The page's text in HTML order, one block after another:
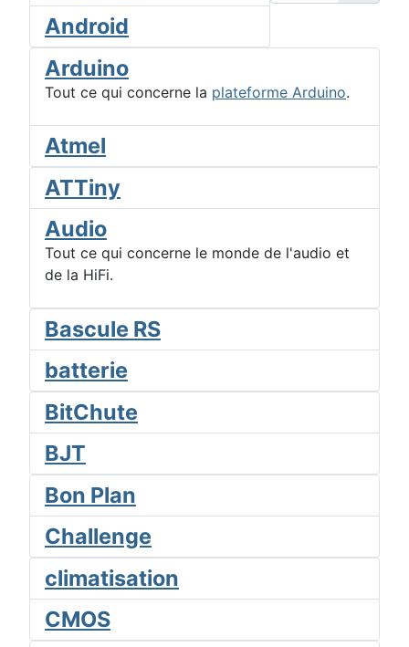
Android
Arduino
Tout ce qui concerne la plateforme Arduino.
Atmel
ATTiny
Audio
Tout ce qui concerne le monde de l'audio et
de la HiFi.
Bascule RS
batterie
BitChute
BJT
Bon Plan
Challenge
climatisation
CMOS